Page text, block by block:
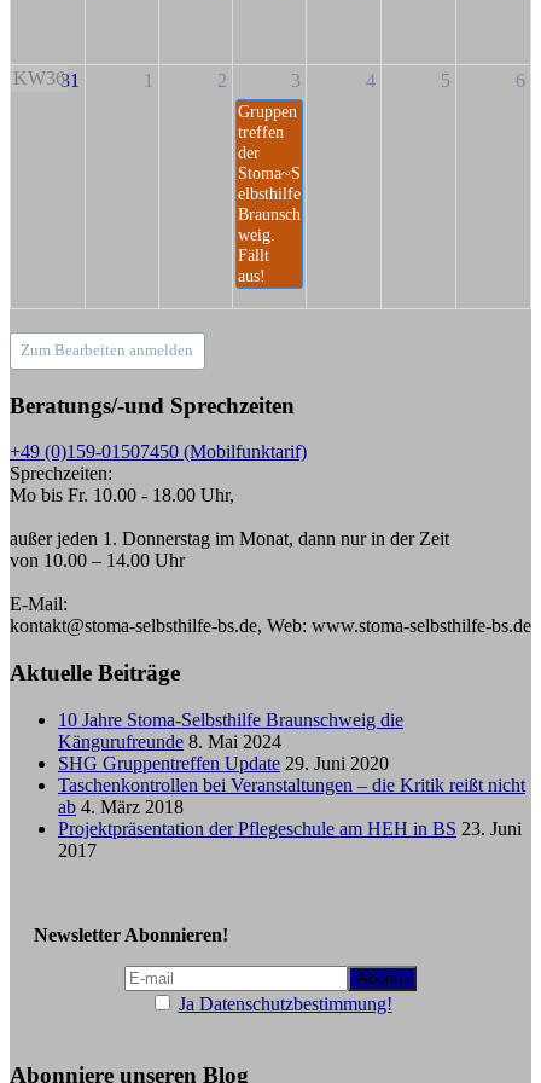
KW3631 1 2 3
Gruppen
treffen
der
Stoma~S
elbsthilfe
Braunsch
weig.
Fällt
aus!
4 5 6
Zum Bearbeiten anmelden
Beratungs/-und Sprechzeiten
+49 (0)159-01507450 (Mobilfunktarif)
Sprechzeiten:
Mo bis Fr. 10.00 - 18.00 Uhr,
außer jeden 1. Donnerstag im Monat, dann nur in der Zeit
von 10.00 – 14.00 Uhr
E-Mail:
kontakt@stoma-selbsthilfe-bs.de, Web: www.stoma-selbsthilfe-bs.de
Aktuelle Beiträge
10 Jahre Stoma-Selbsthilfe Braunschweig die
Kängurufreunde 8. Mai 2024
SHG Gruppentreffen Update 29. Juni 2020
Taschenkontrollen bei Veranstaltungen – die Kritik reißt nicht
ab 4. März 2018
Projektpräsentation der Pflegeschule am HEH in BS 23. Juni
2017
Newsletter Abonnieren!
Ja Datenschutzbestimmung!
Abonniere unseren Blog